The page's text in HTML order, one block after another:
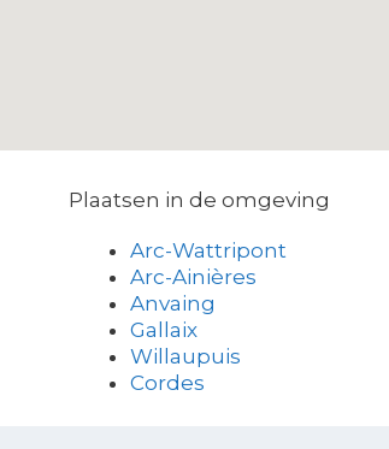
Plaatsen in de omgeving
Arc-Wattripont
Arc-Ainières
Anvaing
Gallaix
Willaupuis
Cordes